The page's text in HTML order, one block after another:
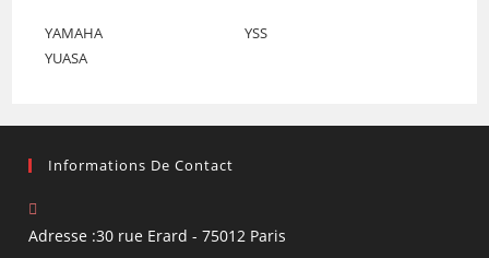
YAMAHA
YSS
YUASA
Informations De Contact
Adresse :30 rue Erard - 75012 Paris